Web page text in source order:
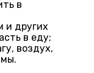
в
и других
в еду;
воздух,